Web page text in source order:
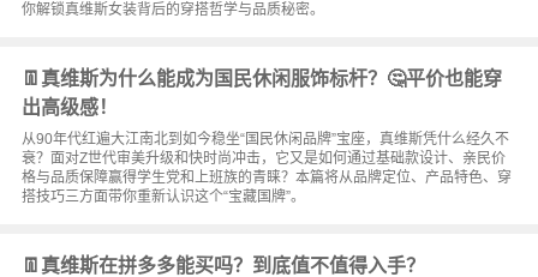
你解锁真维斯女装背后的穿搭哲学与品质秘密。
👖真维斯为什么能成为国民休闲服饰标杆？🤔平价也能穿
出高级感！
从90年代红遍大江南北到如今稳坐“国民休闲品牌”宝座，真维斯凭什么经久不
衰？面对Z世代审美升级和快时尚冲击，它又是如何通过基础款设计、亲民价
格与品质保障赢得学生党和上班族的青睐？本篇将从品牌定位、产品特色、穿
搭技巧三方面带你重新认识这个“宝藏国牌”。
👖真维斯在拼多多能买吗？到底值不值得入手？